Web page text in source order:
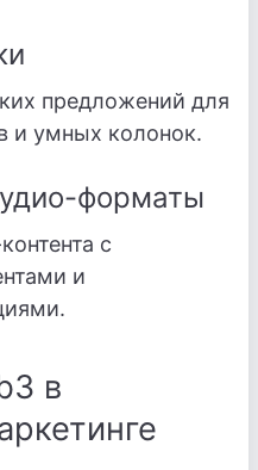
предложений для
и умных колонок.
форматы
с
и
в